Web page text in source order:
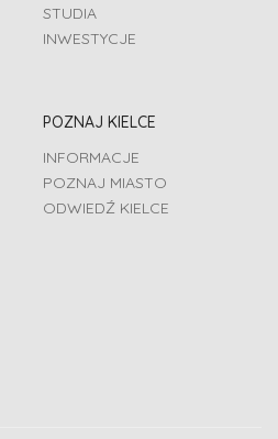
STUDIA
INWESTYCJE
POZNAJ KIELCE
INFORMACJE
POZNAJ MIASTO
ODWIEDŹ KIELCE